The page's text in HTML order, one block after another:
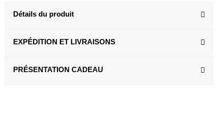
Détails du produit
EXPÉDITION ET LIVRAISONS
PRÉSENTATION CADEAU